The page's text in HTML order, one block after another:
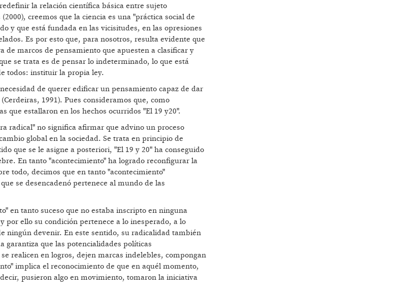
la relación científica básica entre sujeto
creemos que la ciencia es una "práctica social de
y que está fundada en las vicisitudes, en las opresiones
Es por esto que, para nosotros, resulta evidente que
de marcos de pensamiento que apuesten a clasificar y
se trata es de pensar lo indeterminado, lo que está
todos: instituir la propia ley.
de querer edificar un pensamiento capaz de dar
1991). Pues consideramos que, como
que estallaron en los hechos ocurridos "El 19 y20".
radical" no significa afirmar que advino un proceso
global en la sociedad. Se trata en principio de
que se le asigne a posteriori, "El 19 y 20" ha conseguido
En tanto "acontecimiento" ha logrado reconfigurar la
todo, decimos que en tanto "acontecimiento"
se desencadenó pertenece al mundo de las
en tanto suceso que no estaba inscripto en ninguna
ello su condición pertenece a lo inesperado, a lo
ningún devenir. En este sentido, su radicalidad también
garantiza que las potencialidades políticas
realicen en logros, dejen marcas indelebles, compongan
implica el reconocimiento de que en aquél momento,
pusieron algo en movimiento, tomaron la iniciativa